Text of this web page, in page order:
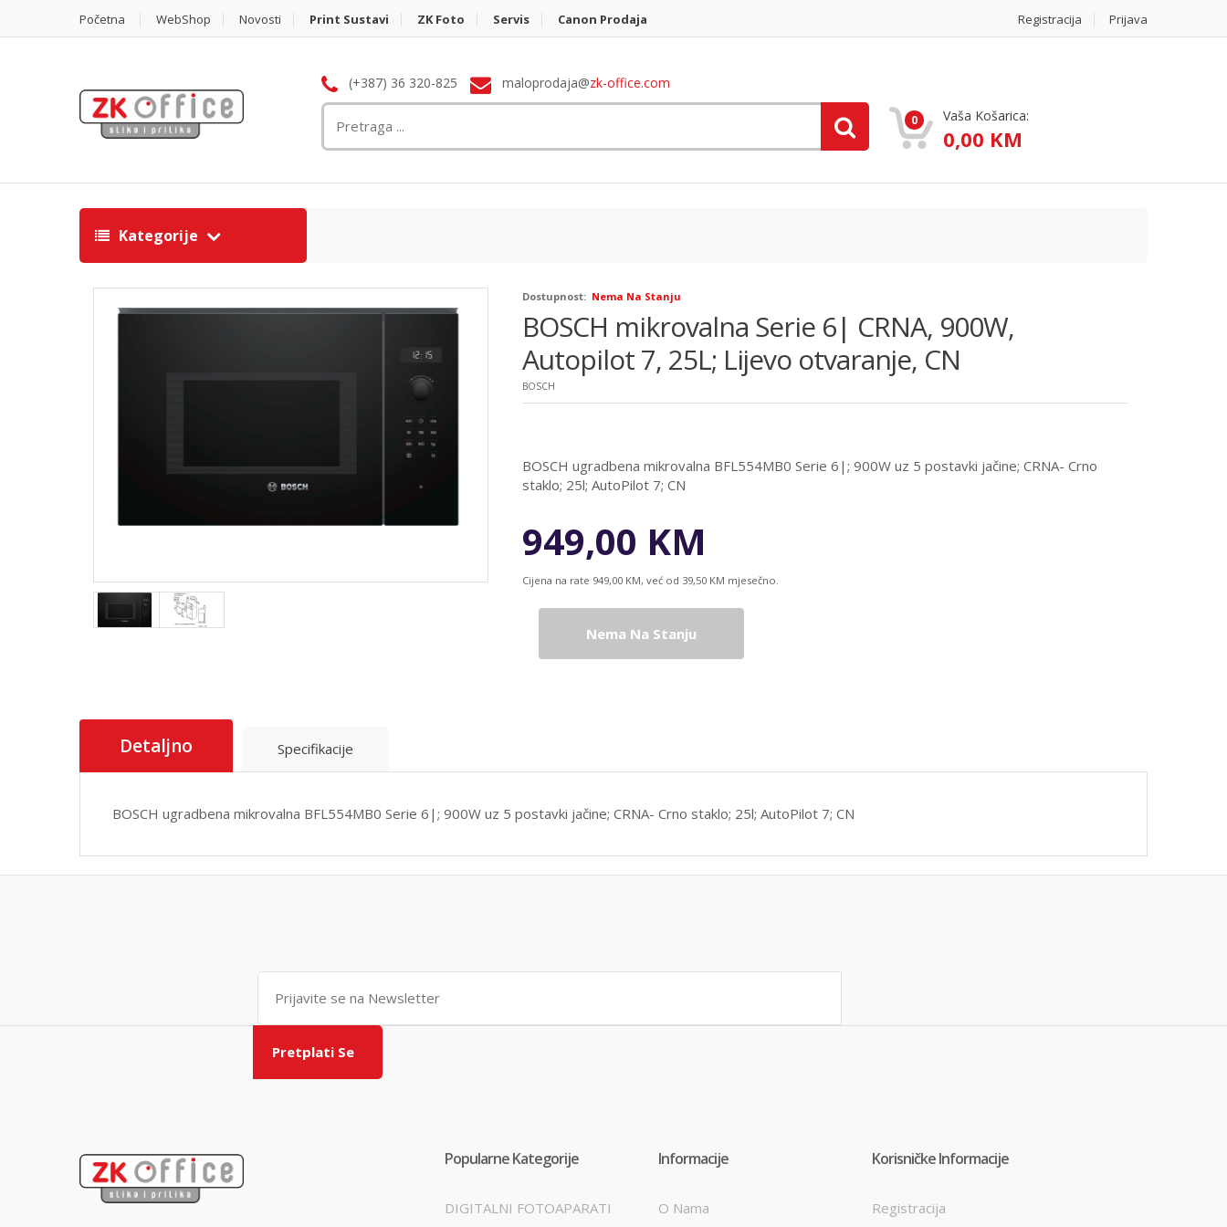
Početna WebShop Novosti Print Sustavi ZK Foto Servis Canon Prodaja Registracija Prijava
(+387) 36 320-825 maloprodaja@zk-office.com
0 Vaša Košarica:
0,00 KM
Kategorije
Dostupnost: Nema Na Stanju
BOSCH mikrovalna Serie 6| CRNA, 900W,
Autopilot 7, 25L; Lijevo otvaranje, CN
BOSCH
BOSCH ugradbena mikrovalna BFL554MB0 Serie 6|; 900W uz 5 postavki jačine; CRNA- Crno
staklo; 25l; AutoPilot 7; CN
949,00 KM
Cijena na rate 949,00 KM, već od 39,50 KM mjesečno.
Nema Na Stanju
Detaljno Specifikacije
BOSCH ugradbena mikrovalna BFL554MB0 Serie 6|; 900W uz 5 postavki jačine; CRNA- Crno staklo; 25l; AutoPilot 7; CN
Pretplati Se
Popularne Kategorije
DIGITALNI FOTOAPARATI
Informacije
O Nama
Korisničke Informacije
Registracija